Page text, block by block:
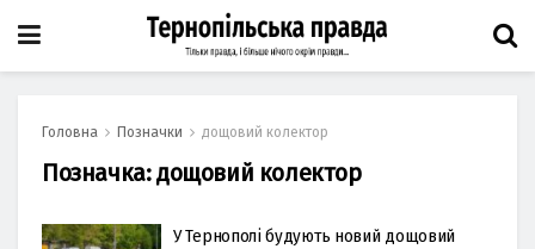
Головна Позначки дощовий колектор
Позначка:дощовий колектор
У Тернополі будують новий дощовий